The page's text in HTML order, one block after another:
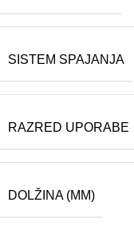
SISTEM SPAJANJA
RAZRED UPORABE
DOLŽINA (MM)